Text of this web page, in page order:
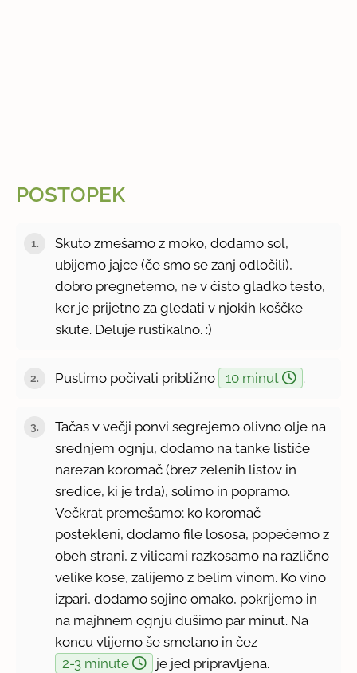
POSTOPEK
Skuto zmešamo z moko, dodamo sol,
ubijemo jajce (če smo se zanj odločili),
dobro pregnetemo, ne v čisto gladko testo,
ker je prijetno za gledati v njokih koščke
skute. Deluje rustikalno. :)
Pustimo počivati približno 10 minut .
Tačas v večji ponvi segrejemo olivno olje na
srednjem ognju, dodamo na tanke lističe
narezan koromač (brez zelenih listov in
sredice, ki je trda), solimo in popramo.
Večkrat premešamo; ko koromač
postekleni, dodamo file lososa, popečemo z
obeh strani, z vilicami razkosamo na različno
velike kose, zalijemo z belim vinom. Ko vino
izpari, dodamo sojino omako, pokrijemo in
na majhnem ognju dušimo par minut. Na
koncu vlijemo še smetano in čez
2-3 minute
je jed pripravljena.